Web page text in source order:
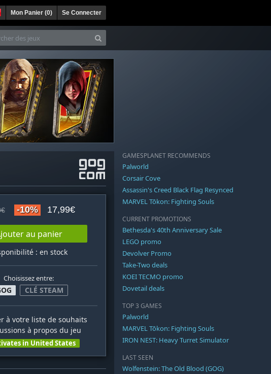
Mon Panier (0) Se Connecter
-10% 17,99€
au panier
: en stock
Choisissez entre:
CLÉ STEAM
à votre liste de souhaits
à propos du jeu
in United States
GAMESPLANET RECOMMENDS
Palworld
Corsair Cove
Assassin's Creed Black Flag Resynced
MARVEL Tōkon: Fighting Souls
CURRENT PROMOTIONS
Bethesda's 40th Anniversary Sale
LEGO promo
Devolver Promo
Take-Two deals
KOEI TECMO promo
Dovetail deals
TOP 3 GAMES
Palworld
MARVEL Tōkon: Fighting Souls
IRON NEST: Heavy Turret Simulator
LAST SEEN
Wolfenstein: The Old Blood (GOG)